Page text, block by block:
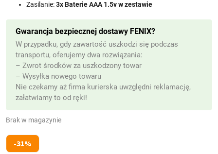
-31%
Zasilanie:3x Baterie AAA 1.5v w zestawie
Brak w magazynie
Gwarancja bezpiecznej dostawy FENIX?
W przypadku, gdy zawartość uszkodzi się podczas
transportu, oferujemy dwa rozwiązania:
– Zwrot środków za uszkodzony towar
– Wysyłka nowego towaru
Nie czekamy aż firma kurierska uwzględni reklamację,
załatwiamy to od ręki!